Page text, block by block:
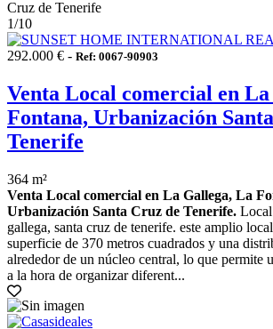
1/10
292.000 € - Ref: 0067-90903
Venta Local comercial en
Fontana, Urbanización
Tenerife
364 m²
Venta Local comercial en La Gallega, La
Urbanización Santa Cruz de Tenerife.
gallega, santa cruz de tenerife. este amplio
superficie de 370 metros cuadrados y una
alrededor de un núcleo central, lo que permite
a la hora de organizar diferent...